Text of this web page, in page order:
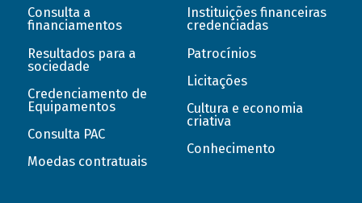
Consulta a
financiamentos
Resultados para a
sociedade
Credenciamento de
Equipamentos
Consulta PAC
Moedas contratuais
Instituições financeiras
credenciadas
Patrocínios
Licitações
Cultura e economia
criativa
Conhecimento